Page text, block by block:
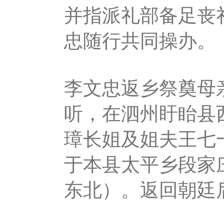
并指派礼部备足
忠随行共同操办。
李文忠返乡祭奠母
听，在泗州盱眙
璋长姐及姐夫王七
于本县太平乡段家
东北）。返回朝